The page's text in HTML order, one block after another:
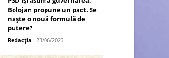
Bolojan propune un pact. Se
naște o nouă formulă de
putere?
Redacția 23/06/2026